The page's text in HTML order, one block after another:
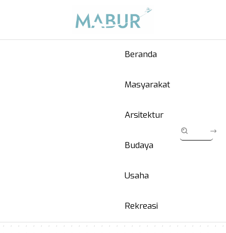
Beranda
Masyarakat
Arsitektur
Budaya
Usaha
Rekreasi